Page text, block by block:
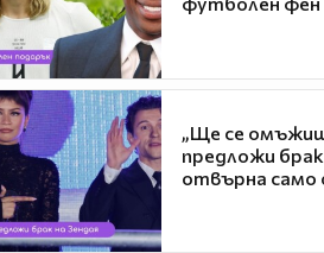
„Ще се омъжиш
предложи
отвърна само